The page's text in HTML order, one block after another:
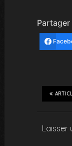
Partager
Laisser